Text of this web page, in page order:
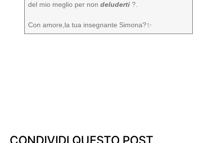
del mio meglio per nondeluderti ?.
Con amore,la tua insegnante Simona?✨